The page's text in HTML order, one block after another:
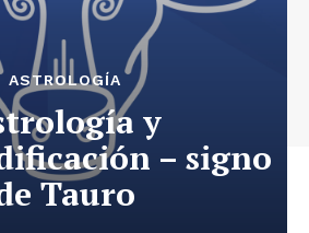
ASTROLOGÍA
y
– signo
Tauro